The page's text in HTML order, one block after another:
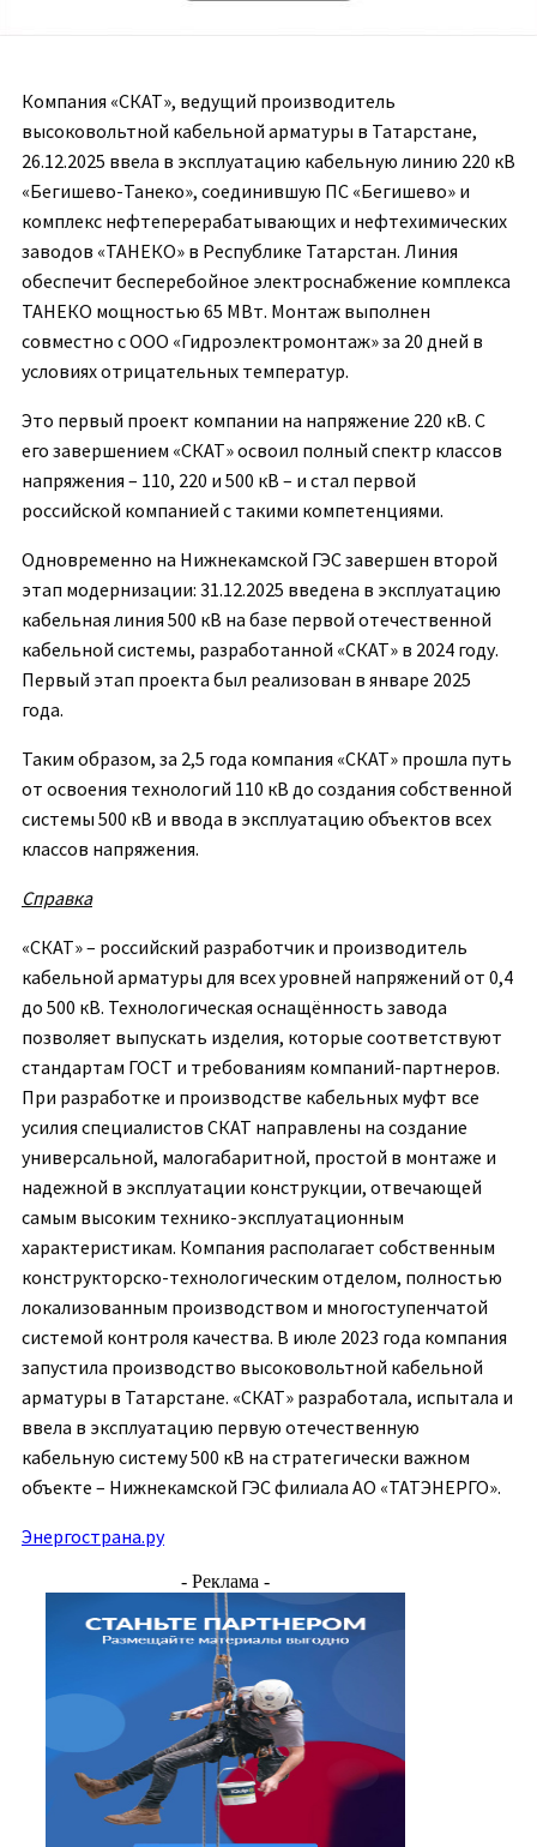
Компания «СКАТ», ведущий производитель
высоковольтной кабельной арматуры в Татарстане,
26.12.2025 ввела в эксплуатацию кабельную линию 220 кВ
«Бегишево-Танеко», соединившую ПС «Бегишево» и
комплекс нефтеперерабатывающих и нефтехимических
заводов «ТАНЕКО» в Республике Татарстан. Линия
обеспечит бесперебойное электроснабжение комплекса
ТАНЕКО мощностью 65 МВт. Монтаж выполнен
совместно с ООО «Гидроэлектромонтаж» за 20 дней в
условиях отрицательных температур.
Это первый проект компании на напряжение 220 кВ. С
его завершением «СКАТ» освоил полный спектр классов
напряжения – 110, 220 и 500 кВ – и стал первой
российской компанией с такими компетенциями.
Одновременно на Нижнекамской ГЭС завершен второй
этап модернизации: 31.12.2025 введена в эксплуатацию
кабельная линия 500 кВ на базе первой отечественной
кабельной системы, разработанной «СКАТ» в 2024 году.
Первый этап проекта был реализован в январе 2025
года.
Таким образом, за 2,5 года компания «СКАТ» прошла путь
от освоения технологий 110 кВ до создания собственной
системы 500 кВ и ввода в эксплуатацию объектов всех
классов напряжения.
Справка
«СКАТ» – российский разработчик и производитель
кабельной арматуры для всех уровней напряжений от 0,4
до 500 кВ. Технологическая оснащённость завода
позволяет выпускать изделия, которые соответствуют
стандартам ГОСТ и требованиям компаний-партнеров.
При разработке и производстве кабельных муфт все
усилия специалистов СКАТ направлены на создание
универсальной, малогабаритной, простой в монтаже и
надежной в эксплуатации конструкции, отвечающей
самым высоким технико-эксплуатационным
характеристикам. Компания располагает собственным
конструкторско-технологическим отделом, полностью
локализованным производством и многоступенчатой
системой контроля качества. В июле 2023 года компания
запустила производство высоковольтной кабельной
арматуры в Татарстане. «СКАТ» разработала, испытала и
ввела в эксплуатацию первую отечественную
кабельную систему 500 кВ на стратегически важном
объекте – Нижнекамской ГЭС филиала АО «ТАТЭНЕРГО».
Энергострана.ру
- Реклама -